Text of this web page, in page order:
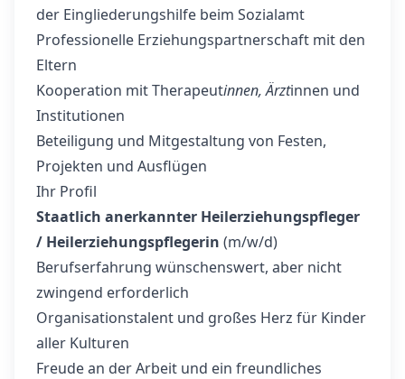
der Eingliederungshilfe beim Sozialamt
Professionelle Erziehungspartnerschaft mit den
Eltern
Kooperation mit Therapeutinnen, Ärztinnen und
Institutionen
Beteiligung und Mitgestaltung von Festen,
Projekten und Ausflügen
Ihr Profil
Staatlich anerkannter Heilerziehungspfleger
/ Heilerziehungspflegerin (m/w/d)
Berufserfahrung wünschenswert, aber nicht
zwingend erforderlich
Organisationstalent und großes Herz für Kinder
aller Kulturen
Freude an der Arbeit und ein freundliches